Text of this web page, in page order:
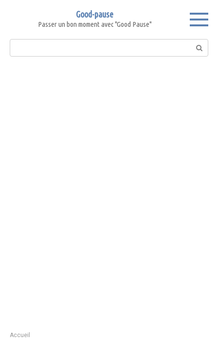
Good-pause
Passer un bon moment avec "Good Pause"
Search:
Accueil